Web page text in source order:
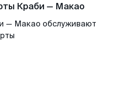
Краби — Макао
— Макао обслуживают